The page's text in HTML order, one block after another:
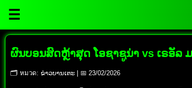
☰
ຜົນບອນສົດຫຼ້າສຸດ ໂອຊາຊູນ່າ vs ເຣອັລ
🗂 หมวด: ຂ່າວບານເຕະ | 📅 23/02/2026